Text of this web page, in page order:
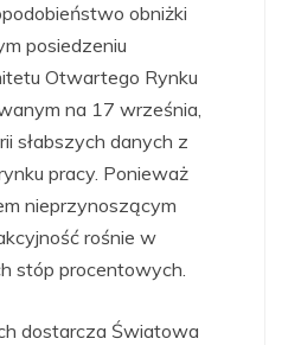
obniżki
posiedzeniu
Otwartego Rynku
na 17 września,
słabszych danych z
pracy. Ponieważ
nieprzynoszącym
rośnie w
stóp procentowych.
dostarcza Światowa